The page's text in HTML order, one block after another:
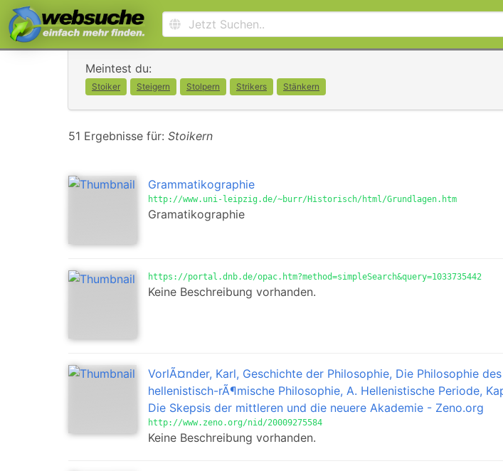
Meintest du:
Stoiker Steigern Stolpern Strikers Stänkern
51 Ergebnisse für: Stoikern
Grammatikographie
http://www.uni-leipzig.de/~burr/Historisch/html/Grundlagen.htm
Gramatikographie
https://portal.dnb.de/opac.htm?method=simpleSearch&query=1033735442
Keine Beschreibung vorhanden.
VorlÃ¤nder, Karl, Geschichte der Philosophie, Die Philosophie
hellenistisch-rÃ¶mische Philosophie, A. Hellenistische Periode,
Die Skepsis der mittleren und die neuere Akademie - Zeno.org
http://www.zeno.org/nid/20009275584
Keine Beschreibung vorhanden.